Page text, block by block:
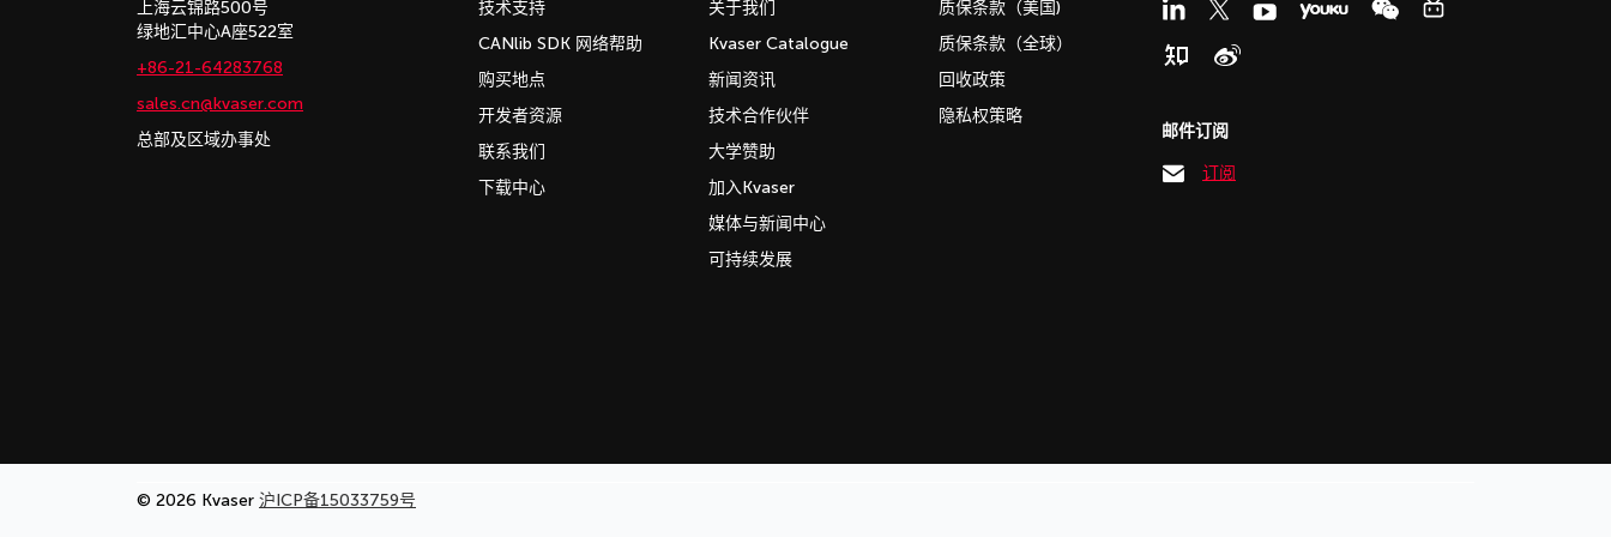
上海云锦路500号
绿地汇中心A座522室
+86-21-64283768
sales.cn@kvaser.com
总部及区域办事处
技术支持
CANlib SDK 网络帮助
购买地点
开发者资源
联系我们
下载中心
关于我们
Kvaser Catalogue
新闻资讯
技术合作伙伴
大学赞助
加入Kvaser
媒体与新闻中心
可持续发展
质保条款（美国)
质保条款（全球）
回收政策
隐私权策略
邮件订阅
订阅
© 2026 Kvaser 沪ICP备15033759号